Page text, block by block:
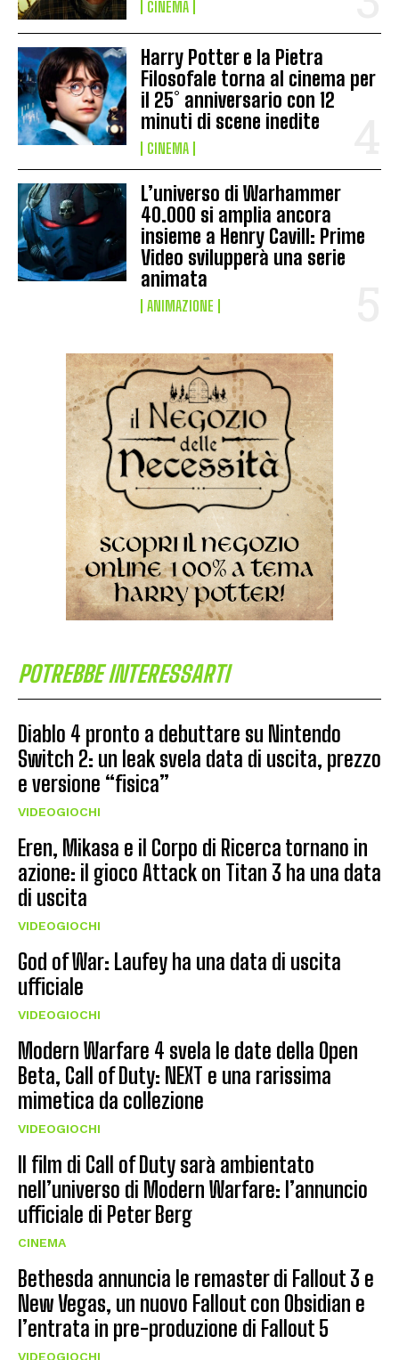
CINEMA
Harry Potter e la Pietra
Filosofale torna al cinema per
il 25° anniversario con 12
minuti di scene inedite
CINEMA
L’universo di Warhammer
40.000 si amplia ancora
insieme a Henry Cavill: Prime
Video svilupperà una serie
animata
ANIMAZIONE
POTREBBE INTERESSARTI
Diablo 4 pronto a debuttare su Nintendo
Switch 2: un leak svela data di uscita, prezzo
e versione “fisica”
VIDEOGIOCHI
Eren, Mikasa e il Corpo di Ricerca tornano in
azione: il gioco Attack on Titan 3 ha una data
di uscita
VIDEOGIOCHI
God of War: Laufey ha una data di uscita
ufficiale
VIDEOGIOCHI
Modern Warfare 4 svela le date della Open
Beta, Call of Duty: NEXT e una rarissima
mimetica da collezione
VIDEOGIOCHI
Il film di Call of Duty sarà ambientato
nell’universo di Modern Warfare: l’annuncio
ufficiale di Peter Berg
CINEMA
Bethesda annuncia le remaster di Fallout 3 e
New Vegas, un nuovo Fallout con Obsidian e
l’entrata in pre-produzione di Fallout 5
VIDEOGIOCHI